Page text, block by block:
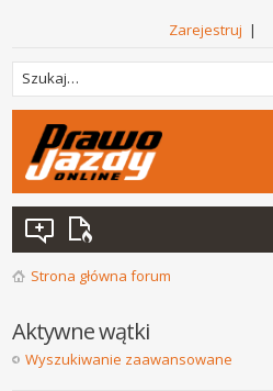
Zarejestruj |
Strona główna forum
Aktywne wątki
Wyszukiwanie zaawansowane